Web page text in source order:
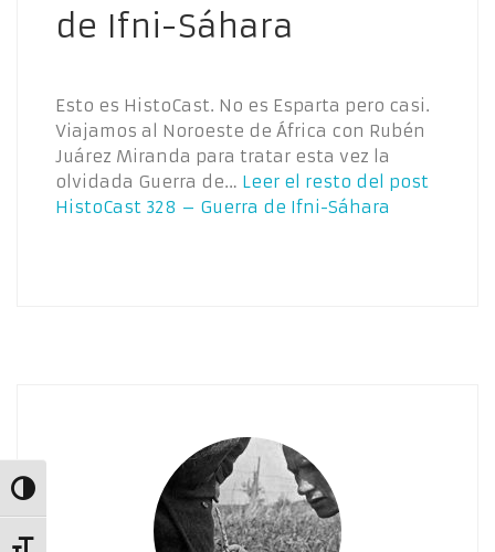
Alternar alto contraste
de Ifni-Sáhara
Esto es HistoCast. No es Esparta pero casi.
Viajamos al Noroeste de África con Rubén
Juárez Miranda para tratar esta vez la
olvidada Guerra de… Leer el resto del post
HistoCast 328 – Guerra de Ifni-Sáhara